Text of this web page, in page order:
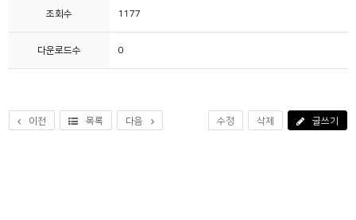
조회수 1177
다운로드수 0
이전 목록 다음 수정 삭제 글쓰기